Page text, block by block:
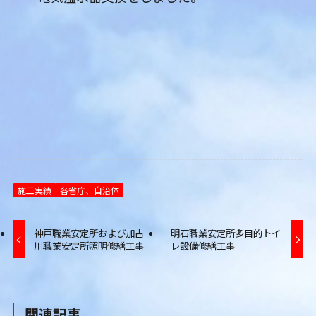
施工実績 各省庁、自治体
神戸職業安定所および加古
川職業安定所照明修繕工事
明石職業安定所多目的トイ
レ設備修繕工事